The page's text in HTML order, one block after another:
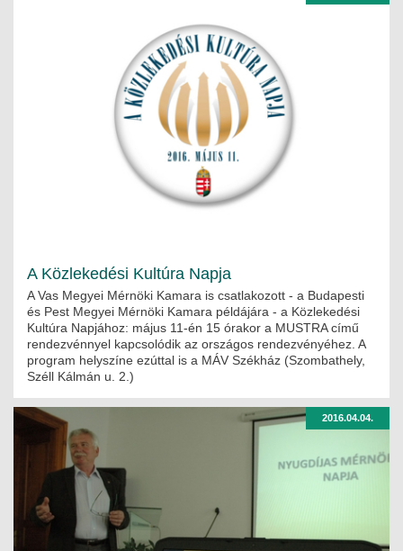
A Közlekedési Kultúra Napja
A Vas Megyei Mérnöki Kamara is csatlakozott - a Budapesti
és Pest Megyei Mérnöki Kamara példájára - a Közlekedési
Kultúra Napjához: május 11-én 15 órakor a MUSTRA című
rendezvénnyel kapcsolódik az országos rendezvényéhez. A
program helyszíne ezúttal is a MÁV Székház (Szombathely,
Széll Kálmán u. 2.)
2016.04.04.